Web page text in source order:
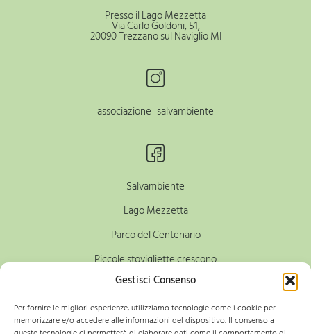
Gestisci Consenso
Per fornire le migliori esperienze, utilizziamo tecnologie come i cookie per
memorizzare e/o accedere alle informazioni del dispositivo. Il consenso a
Presso il Lago Mezzetta
Via Carlo Goldoni, 51,
20090 Trezzano sul Naviglio MI
associazione_salvambiente
Salvambiente
Lago Mezzetta
Parco del Centenario
Piccole stovigliette crescono
Guerriglia Gardening Milano